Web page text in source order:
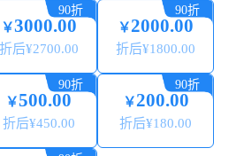
现秒到账 微信、支付宝提现0费用。
请配合平台做好相关身份认证，提
致。
的卡券，严禁使用本平台进行销
犯罪活动。
线咨询（在线客服 QQ 微信 电话）
￥3000.00
折后¥2700.00
90折
￥2000.00
折后¥1800.00
90折
￥500.00
折后¥450.00
90折
￥200.00
折后¥180.00
90折